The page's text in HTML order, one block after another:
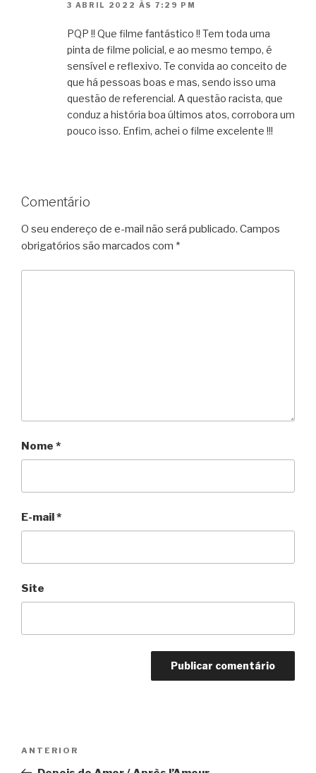
3 ABRIL 2022 ÀS 7:29 PM
PQP !! Que filme fantástico !! Tem toda uma
pinta de filme policial, e ao mesmo tempo, é
sensível e reflexivo. Te convida ao conceito de
que há pessoas boas e mas, sendo isso uma
questão de referencial. A questão racista, que
conduz a história boa últimos atos, corrobora um
pouco isso. Enfim, achei o filme excelente !!!
Comentário
O seu endereço de e-mail não será publicado. Campos
obrigatórios são marcados com *
Nome *
E-mail*
Site
Anterior
ANTERIOR